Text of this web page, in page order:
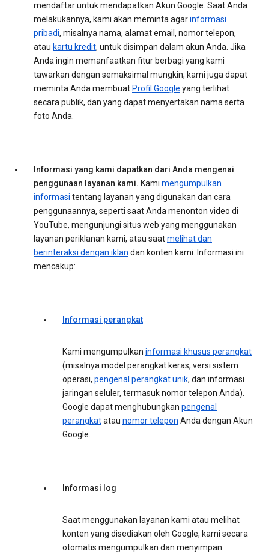
mendaftar untuk mendapatkan Akun Google. Saat Anda
melakukannya, kami akan meminta agarinformasi
pribadi, misalnya nama, alamat email, nomor telepon,
atau kartu kredit, untuk disimpan dalam akun Anda. Jika
Anda ingin memanfaatkan fitur berbagi yang kami
tawarkan dengan semaksimal mungkin, kami juga dapat
meminta Anda membuat Profil Google yang terlihat
secara publik, dan yang dapat menyertakan nama serta
foto Anda.
Informasi yang kami dapatkan dari Anda mengenai
penggunaan layanan kami. Kami mengumpulkan
informasi tentang layanan yang digunakan dan cara
penggunaannya, seperti saat Anda menonton video di
YouTube, mengunjungi situs web yang menggunakan
layanan periklanan kami, atau saatmelihat dan
berinteraksi dengan iklan dan konten kami. Informasi ini
mencakup:
Informasi perangkat
Kami mengumpulkan informasi khusus perangkat
(misalnya model perangkat keras, versi sistem
operasi, pengenal perangkat unik, dan informasi
jaringan seluler, termasuk nomor telepon Anda).
Google dapat menghubungkan pengenal
perangkatatau nomor telepon Anda dengan Akun
Google.
Informasi log
Saat menggunakan layanan kami atau melihat
konten yang disediakan oleh Google, kami secara
otomatis mengumpulkan dan menyimpan